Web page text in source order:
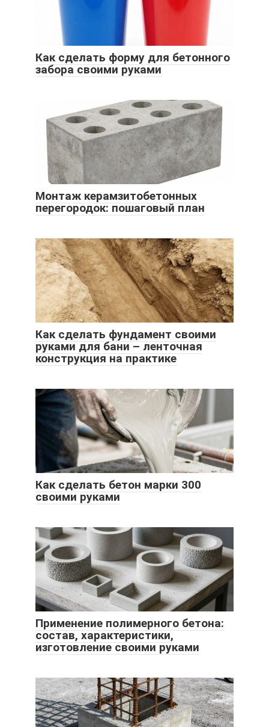
Как сделать форму для бетонного
забора своими руками
Монтаж керамзитобетонных
перегородок: пошаговый план
Как сделать фундамент своими
руками для бани – ленточная
конструкция на практике
Как сделать бетон марки 300
своими руками
Применение полимерного бетона:
состав, характеристики,
изготовление своими руками